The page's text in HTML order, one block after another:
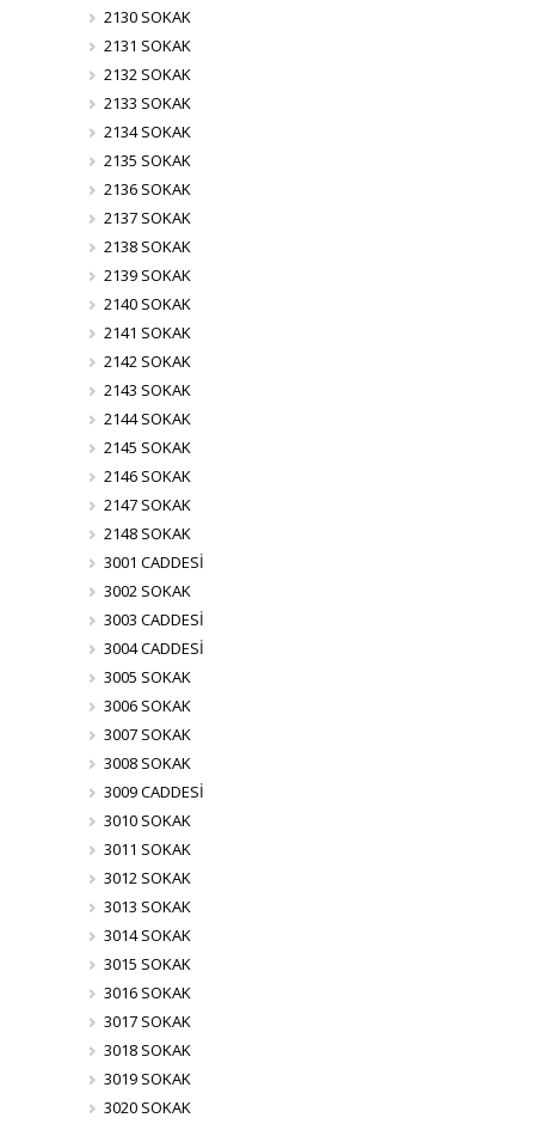
2130 SOKAK
2131 SOKAK
2132 SOKAK
2133 SOKAK
2134 SOKAK
2135 SOKAK
2136 SOKAK
2137 SOKAK
2138 SOKAK
2139 SOKAK
2140 SOKAK
2141 SOKAK
2142 SOKAK
2143 SOKAK
2144 SOKAK
2145 SOKAK
2146 SOKAK
2147 SOKAK
2148 SOKAK
3001 CADDESİ
3002 SOKAK
3003 CADDESİ
3004 CADDESİ
3005 SOKAK
3006 SOKAK
3007 SOKAK
3008 SOKAK
3009 CADDESİ
3010 SOKAK
3011 SOKAK
3012 SOKAK
3013 SOKAK
3014 SOKAK
3015 SOKAK
3016 SOKAK
3017 SOKAK
3018 SOKAK
3019 SOKAK
3020 SOKAK